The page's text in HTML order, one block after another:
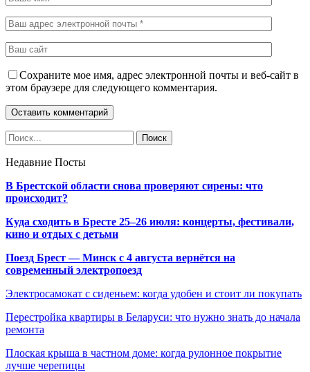
Сохраните мое имя, адрес электронной почты и веб-сайт в
этом браузере для следующего комментария.
Недавние Посты
В Брестской области снова проверяют сирены: что
происходит?
Куда сходить в Бресте 25–26 июля: концерты, фестивали,
кино и отдых с детьми
Поезд Брест — Минск с 4 августа вернётся на
современный электропоезд
Электросамокат с сиденьем: когда удобен и стоит ли покупать
Перестройка квартиры в Беларуси: что нужно знать до начала
ремонта
Плоская крыша в частном доме: когда рулонное покрытие
лучше черепицы